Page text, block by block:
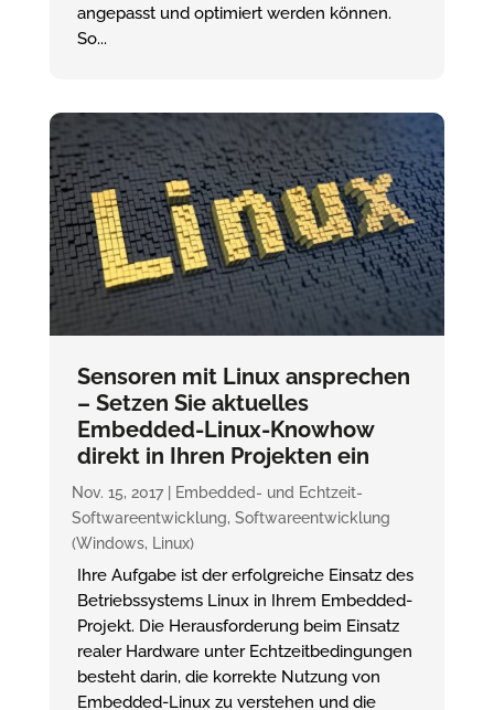
angepasst und optimiert werden können.
So...
Sensoren mit Linux ansprechen
– Setzen Sie aktuelles
Embedded-Linux-Knowhow
direkt in Ihren Projekten ein
Nov. 15, 2017|
Embedded- und Echtzeit-
Softwareentwicklung, Softwareentwicklung
(Windows, Linux)
Ihre Aufgabe ist der erfolgreiche Einsatz des
Betriebssystems Linux in Ihrem Embedded-
Projekt. Die Herausforderung beim Einsatz
realer Hardware unter Echtzeitbedingungen
besteht darin, die korrekte Nutzung von
Embedded-Linux zu verstehen und die